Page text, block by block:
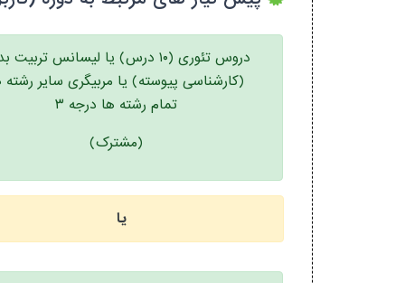
دروس تئوری (۱۰ درس) یا لیسانس تربیت
(کارشناسی پیوسته) یا مربیگری سایر رشته
تمام رشته ها درجه ۳
(مشترک)
یا